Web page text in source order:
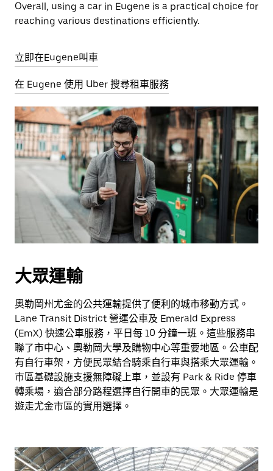
Overall, using a car in Eugene is a practical choice for
reaching various destinations efficiently.
立即在Eugene叫車
在 Eugene 使用 Uber 搜尋租車服務
大眾運輸
奧勒岡州尤金的公共運輸提供了便利的城市移動方式。
Lane Transit District 營運公車及 Emerald Express
(EmX) 快速公車服務，平日每 10 分鐘一班。這些服務串
聯了市中心、奧勒岡大學及購物中心等重要地區。公車配
有自行車架，方便民眾結合騎乘自行車與搭乘大眾運輸。
市區基礎設施支援無障礙上車，並設有 Park & Ride 停車
轉乘場，適合部分路程選擇自行開車的民眾。大眾運輸是
遊走尤金市區的實用選擇。